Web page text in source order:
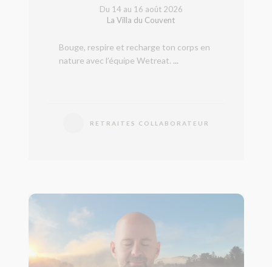
Du 14 au 16 août 2026
La Villa du Couvent
Bouge, respire et recharge ton corps en
nature avec l’équipe Wetreat. ...
RETRAITES COLLABORATEUR